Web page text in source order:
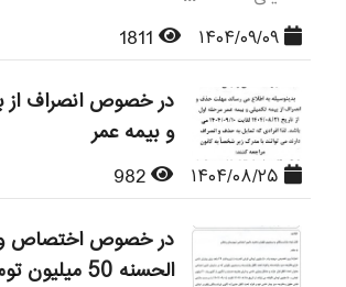
در خصوص انصراف از
و بیمه عمر
در خصوص اختصاص
الحسنه 50